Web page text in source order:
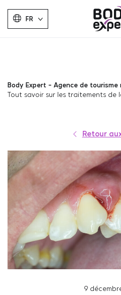
FR
Body Expert - Agence de tourisme
Tout savoir sur les traitements
Retour
9